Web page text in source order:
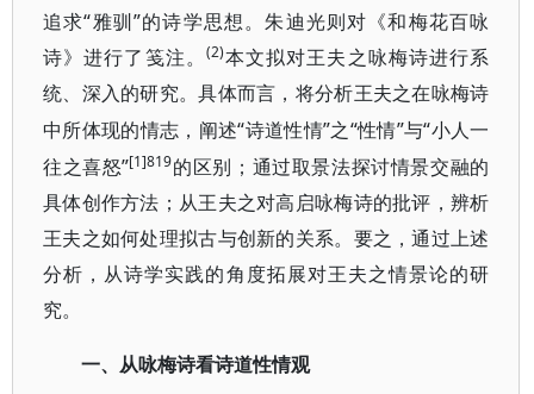
追求“雅驯”的诗学思想。朱迪光则对《和梅花百咏
诗》进行了笺注。
(2)本文拟对王夫之咏梅诗进行系
统、深入的研究。具体而言，将分析王夫之在咏梅诗
中所体现的情志，阐述“诗道性情”之“性情”与“小人一
往之喜怒”[1]819的区别；通过取景法探讨情景交融的
具体创作方法；从王夫之对高启咏梅诗的批评，辨析
王夫之如何处理拟古与创新的关系。要之，通过上述
分析，从诗学实践的角度拓展对王夫之情景论的研
究。
一、从咏梅诗看诗道性情观